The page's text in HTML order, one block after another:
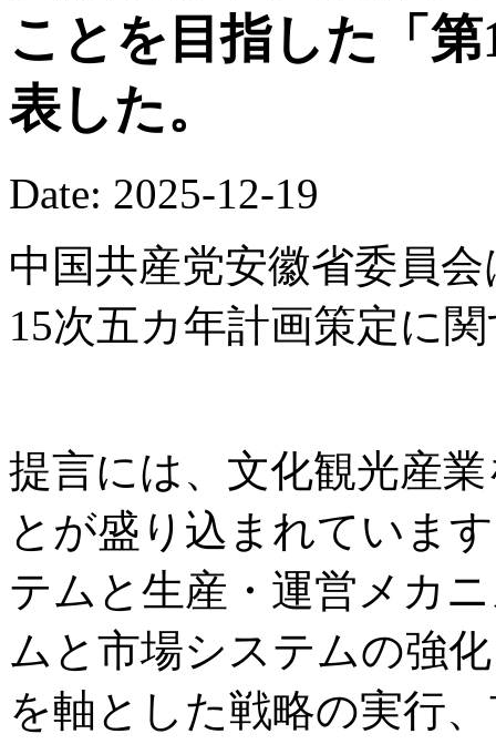
ことを目指した「
表した。
Date: 2025-12-19
中国共産党安徽省委員
15次五カ年計画策定に
提言には、文化観光産
とが盛り込まれていま
テムと生産・運営メカ
ムと市場システムの強
を軸とした戦略の実行